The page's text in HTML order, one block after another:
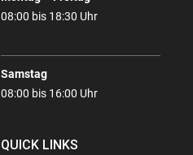
08:00 bis 18:30 Uhr
Samstag
08:00 bis 16:00 Uhr
QUICK LINKS